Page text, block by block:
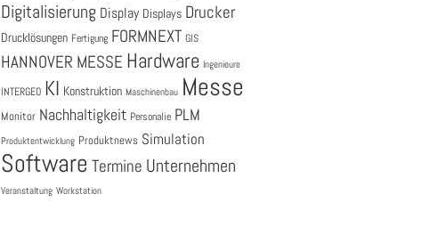
Digitalisierung Display Displays Drucker
Drucklösungen Fertigung FORMNEXT GIS
HANNOVER MESSE Hardware Ingenieure
INTERGEO KI Konstruktion Maschinenbau Messe
Monitor Nachhaltigkeit Personalie PLM
Produktentwicklung Produktnews Simulation
Software Termine Unternehmen
Veranstaltung Workstation